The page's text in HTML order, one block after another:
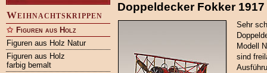
Weihnachtskrippen
Figuren aus Holz
Figuren aus Holz Natur
Figuren aus Holz
farbig bemalt
Doppeldecker Fokker 1917
Sehr
Modell
sind